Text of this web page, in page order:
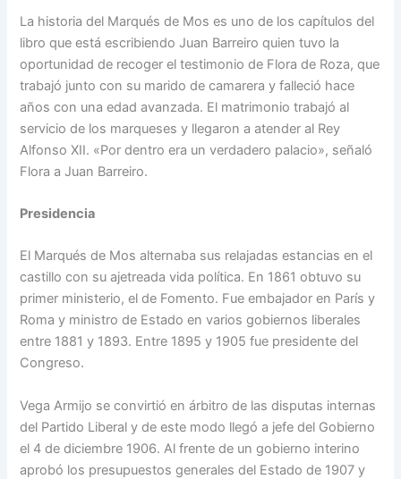
La historia del Marqués de Mos es uno de los capítulos del
libro que está escribiendo Juan Barreiro quien tuvo la
oportunidad de recoger el testimonio de Flora de Roza, que
trabajó junto con su marido de camarera y falleció hace
años con una edad avanzada. El matrimonio trabajó al
servicio de los marqueses y llegaron a atender al Rey
Alfonso XII. «Por dentro era un verdadero palacio», señaló
Flora a Juan Barreiro.
Presidencia
El Marqués de Mos alternaba sus relajadas estancias en el
castillo con su ajetreada vida política. En 1861 obtuvo su
primer ministerio, el de Fomento. Fue embajador en París y
Roma y ministro de Estado en varios gobiernos liberales
entre 1881 y 1893. Entre 1895 y 1905 fue presidente del
Congreso.
Vega Armijo se convirtió en árbitro de las disputas internas
del Partido Liberal y de este modo llegó a jefe del Gobierno
el 4 de diciembre 1906. Al frente de un gobierno interino
aprobó los presupuestos generales del Estado de 1907 y